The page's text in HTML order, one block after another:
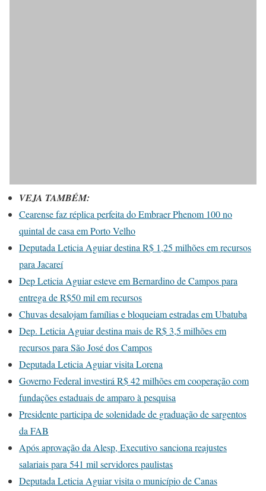
VEJA TAMBÉM:
Cearense faz réplica perfeita do Embraer Phenom 100 no
quintal de casa em Porto Velho
Deputada Leticia Aguiar destina R$ 1,25 milhões em recursos
para Jacareí
Dep Leticia Aguiar esteve em Bernardino de Campos para
entrega de R$50 mil em recursos
Chuvas desalojam famílias e bloqueiam estradas em Ubatuba
Dep. Leticia Aguiar destina mais de R$ 3,5 milhões em
recursos para São José dos Campos
Deputada Leticia Aguiar visita Lorena
Governo Federal investirá R$ 42 milhões em cooperação com
fundações estaduais de amparo à pesquisa
Presidente participa de solenidade de graduação de sargentos
da FAB
Após aprovação da Alesp, Executivo sanciona reajustes
salariais para 541 mil servidores paulistas
Deputada Leticia Aguiar visita o município de Canas